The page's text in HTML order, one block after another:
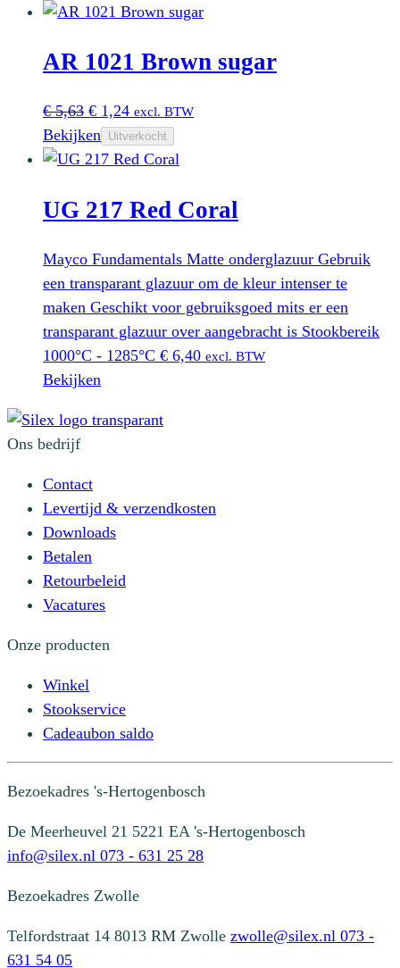
was:
is:
AR 1021 Brown sugar
€5,63 Oorspronkelijke
prijs
was:
€ 1,24Huidige
prijs
is:
excl. BTW
Bekijken Uitverkocht
UG 217 Red Coral
Mayco Fundamentals Matte onderglazuur Gebruik
een transparant glazuur om de kleur intenser te
maken Geschikt voor gebruiksgoed mits er een
transparant glazuur over aangebracht is Stookbereik
1000°C - 1285°C € 6,40 excl. BTW
Bekijken
Ons bedrijf
Contact
Levertijd & verzendkosten
Downloads
Betalen
Retourbeleid
Vacatures
Onze producten
Winkel
Stookservice
Cadeaubon saldo
Bezoekadres 's-Hertogenbosch
De Meerheuvel 21 5221 EA 's-Hertogenbosch
info@silex.nl 073 - 631 25 28
Bezoekadres Zwolle
Telfordstraat 14 8013 RM Zwolle zwolle@silex.nl 073 -
631 54 05